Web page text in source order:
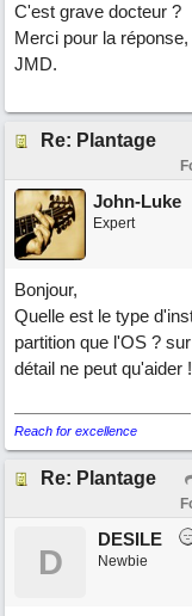
C'est grave docteur ?
Merci pour la réponse,
JMD.
Re: Plantage
John-Luke
Expert
Bonjour,
Quelle est le type
partition que l'OS ?
détail ne peut qu'aider !
Reach for excellence
Re: Plantage
D
DESILE
Newbie